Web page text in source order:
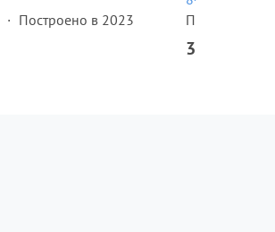
Построено в 2023
Площадь
3 999 000 €